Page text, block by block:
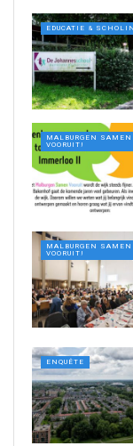
EDUCATIE &
MALBURGEN SAMEN
VOORUIT!
MALBURGEN SAMEN
VOORUIT!
ENQUÊTE